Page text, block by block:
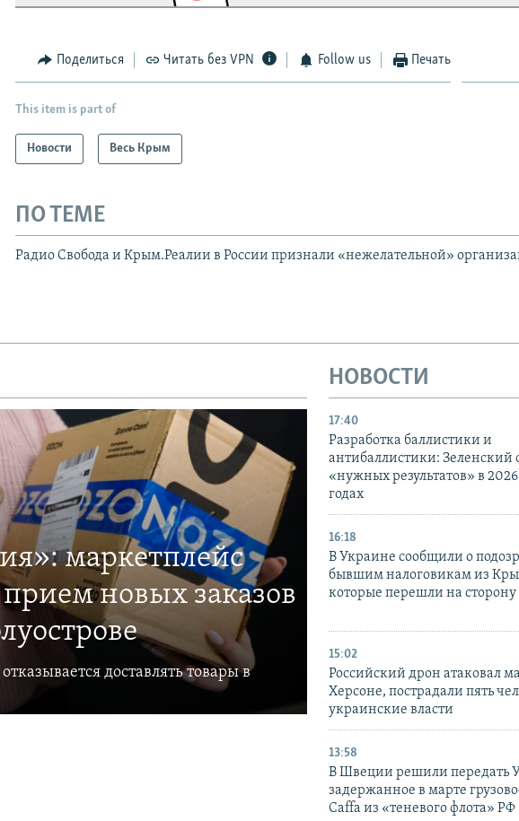
Поделиться Читать без VPN Follow us Печать
This item is part of
Новости Весь Крым
ПО ТЕМЕ
Радио Свобода и Крым.Реалии в России признали «нежелательной»
маркетплейс
новых заказов
доставлять товары в
НОВОСТИ
17:40
Разработка баллистики и
антибаллистики: Зеленский
«нужных результатов» в
годах
16:18
В Украине сообщили о
бывшим налоговикам из
которые перешли на
15:02
Российский дрон атаковал
Херсоне, пострадали пять
украинские власти
13:58
В Швеции решили передать
задержанное в марте
Caffa из «теневого флота» РФ